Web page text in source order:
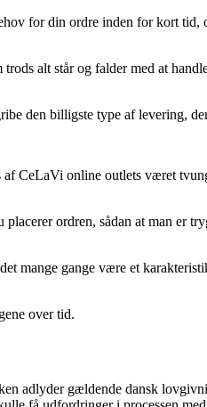
for din ordre inden for kort tid,
alt står og falder med at
den billigste type af levering,
CeLaVi online outlets været
ordren, sådan at man er
mange gange være et
over tid.
adlyder gældende dansk